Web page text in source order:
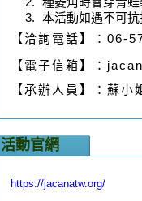
3. 本活動如遇不可抗
【洽詢電話】：06-
【電子信箱】：
【承辦人員】：蘇小
活動官網
https://jacanatw.org/